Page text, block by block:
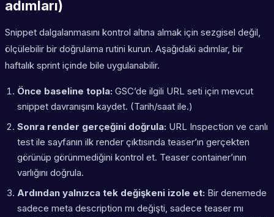
adımları)
Snippet dalgalanmasını kontrol altına almak için sezgisel değil,
ölçülebilir bir doğrulama rutini kurun. Aşağıdaki adımlar, bir
haftalık sprint içinde bile uygulanabilir.
Önce baseline topla: GSC’de ilgili URL seti için mevcut
snippet davranışını kaydet. (Tarih/saat ile.)
Sonra render gerçeğini doğrula: URL Inspection ve canlı
test ile sayfanın ilk render çıktısında teaser’ın gerçekten
görünüp görünmediğini kontrol et. Teaser container’ının
varlığını doğrula.
Ardından yalnızca tek değişkeni izole et: Bir denemede
sadece meta description mı değişti, sadece teaser mı